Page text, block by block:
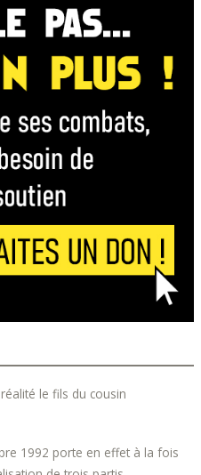
le fils du cousin
1992 porte en effet à la fois